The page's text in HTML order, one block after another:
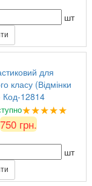
шт
для
класу (Відмінки
Код-12814
★★★★★
750 грн.
шт